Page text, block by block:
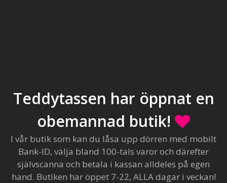
Teddytassen har öppnat en
obemannad butik!
I vår butik som kan du låsa upp dörren med mobilt
Bank-ID, välja bland 100-tals varor och därefter
självscanna och betala i kassan alldeles på egen
hand. Butiken har öppet 7-22, ALLA dagar i veckan!